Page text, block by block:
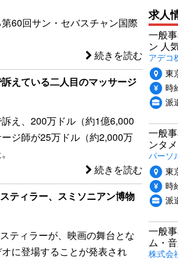
60回サン・セバスチャン国際
続きを読む
えている二人目のマッサージ
え、200万ドル（約1億6,000
ジ師が25万ドル（約2,000万
続きを読む
ティラー、スミソニアン博物
ティラーが、映画の舞台とな
に登場することが発表され
求人
一般
ン 人
アデコ
東
時
派
一般
ンタ
パーソ
東
時
派
一般
ム・
株式会